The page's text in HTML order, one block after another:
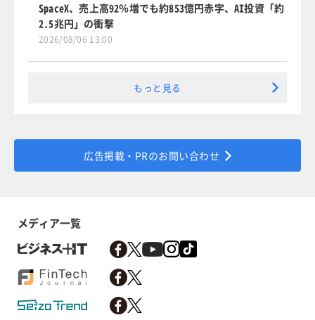
SpaceX、売上高92％増でも約853億円赤字、AI投資「約
2.5兆円」の衝撃
2026/08/06 13:00
もっと見る
広告掲載・PRのお問い合わせ
メディア一覧